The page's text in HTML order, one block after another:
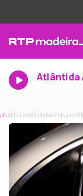
Atlântida